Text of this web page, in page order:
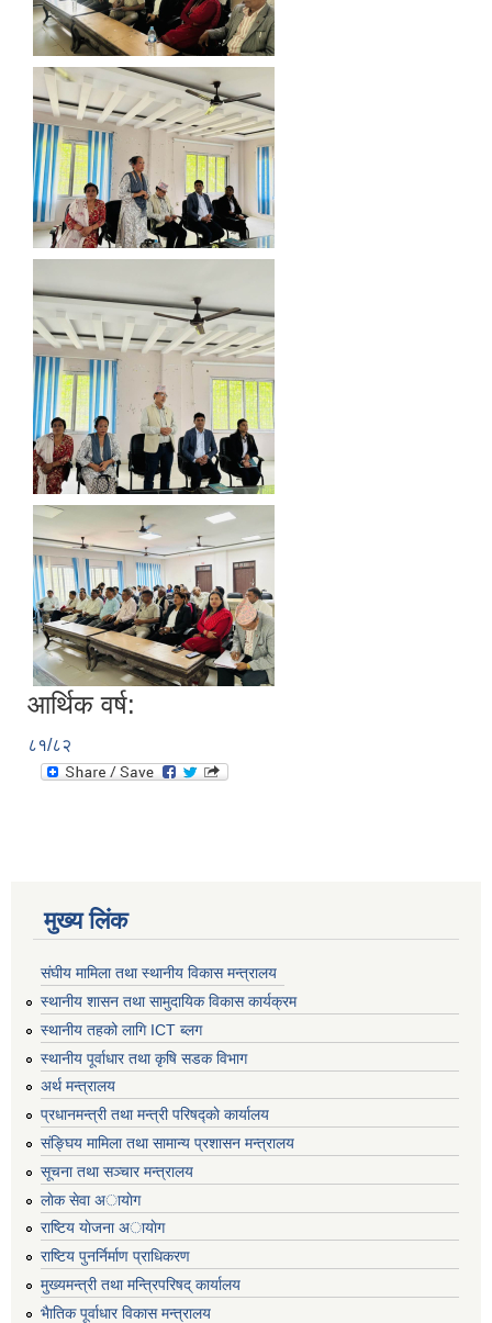
आर्थिक वर्ष:
८१/८२
मुख्य लिंक
संघीय मामिला तथा स्थानीय विकास मन्त्रालय
स्थानीय शासन तथा सामुदायिक विकास कार्यक्रम
स्थानीय तहको लागि ICT ब्लग
स्थानीय पूर्वाधार तथा कृषि सडक विभाग
अर्थ मन्त्रालय
प्रधानमन्त्री तथा मन्त्री परिषद्काे कार्यालय
संङ्घिय मामिला तथा सामान्य प्रशासन मन्त्रालय
सूचना तथा सञ्चार मन्त्रालय
लाेक सेवा अायाेग
राष्टिय याेजना अायाेग
राष्टिय पुनर्निर्माण प्राधिकरण
मुख्यमन्त्री तथा मन्त्रिपरिषद् कार्यालय
भैातिक पूर्वाधार विकास मन्त्रालय